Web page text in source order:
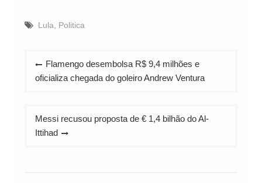
Lula Politica
Navegação
de
Flamengo desembolsa R$ 9,4 milhões e
oficializa chegada do goleiro Andrew Ventura
Messi recusou proposta de € 1,4 bilhão do Al-
Ittihad